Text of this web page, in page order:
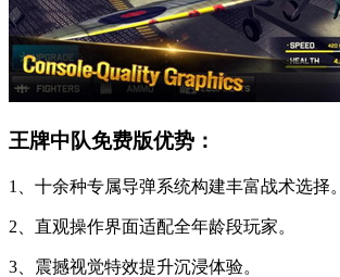
王牌中队免费版优势：
1、十余种专属导弹系统构建丰富战术选择。
2、直观操作界面适配全年龄段玩家。
3、震撼视觉特效提升沉浸体验。